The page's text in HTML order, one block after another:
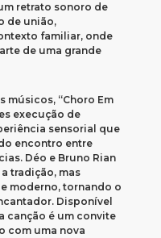
retrato sonoro de
de união,
familiar, onde
de uma grande
músicos, “Choro Em
execução de
sensorial que
encontro entre
Déo e Bruno Rian
tradição, mas
moderno, tornando o
Disponível
canção é um convite
com uma nova